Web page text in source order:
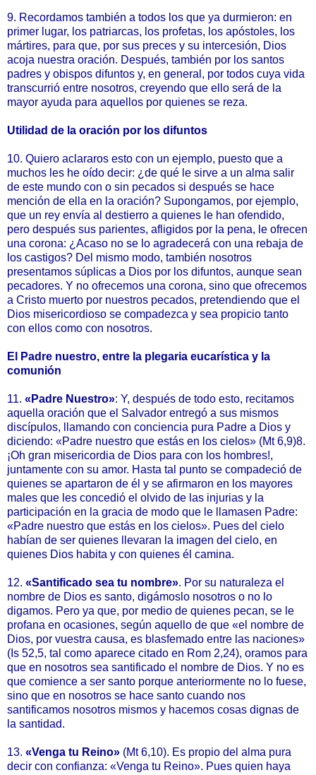
9. Recordamos también a todos los que ya durmieron: en
primer lugar, los patriarcas, los profetas, los apóstoles, los
mártires, para que, por sus preces y su intercesión, Dios
acoja nuestra oración. Después, también por los santos
padres y obispos difuntos y, en general, por todos cuya vida
transcurrió entre nosotros, creyendo que ello será de la
mayor ayuda para aquellos por quienes se reza.
Utilidad de la oración por los difuntos
10. Quiero aclararos esto con un ejemplo, puesto que a
muchos les he oído decir: ¿de qué le sirve a un alma salir
de este mundo con o sin pecados si después se hace
mención de ella en la oración? Supongamos, por ejemplo,
que un rey envía al destierro a quienes le han ofendido,
pero después sus parientes, afligidos por la pena, le ofrecen
una corona: ¿Acaso no se lo agradecerá con una rebaja de
los castigos? Del mismo modo, también nosotros
presentamos súplicas a Dios por los difuntos, aunque sean
pecadores. Y no ofrecemos una corona, sino que ofrecemos
a Cristo muerto por nuestros pecados, pretendiendo que el
Dios misericordioso se compadezca y sea propicio tanto
con ellos como con nosotros.
El Padre nuestro, entre la plegaria eucarística y la
comunión
11. « Padre Nuestro»: Y, después de todo esto, recitamos
aquella oración que el Salvador entregó a sus mismos
discípulos, llamando con conciencia pura Padre a Dios y
diciendo: «Padre nuestro que estás en los cielos» (Mt 6,9)8.
¡Oh gran misericordia de Dios para con los hombres!,
juntamente con su amor. Hasta tal punto se compadeció de
quienes se apartaron de él y se afirmaron en los mayores
males que les concedió el olvido de las injurias y la
participación en la gracia de modo que le llamasen Padre:
«Padre nuestro que estás en los cielos». Pues del cielo
habían de ser quienes llevaran la imagen del cielo, en
quienes Dios habita y con quienes él camina.
12. «Santificado sea tu nombre». Por su naturaleza el
nombre de Dios es santo, digámoslo nosotros o no lo
digamos. Pero ya que, por medio de quienes pecan, se le
profana en ocasiones, según aquello de que «el nombre de
Dios, por vuestra causa, es blasfemado entre las naciones»
(Is 52,5, tal como aparece citado en Rom 2,24), oramos para
que en nosotros sea santificado el nombre de Dios. Y no es
que comience a ser santo porque anteriormente no lo fuese,
sino que en nosotros se hace santo cuando nos
santificamos nosotros mismos y hacemos cosas dignas de
la santidad.
13. «Venga tu Reino» (Mt 6,10). Es propio del alma pura
decir con confianza: «Venga tu Reino». Pues quien haya